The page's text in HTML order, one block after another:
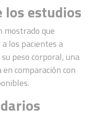
los estudios
mostrado que
los pacientes a
peso corporal, una
comparación con